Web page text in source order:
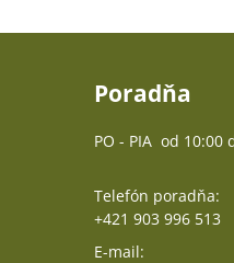
Poradňa
PO - PIA od 10:00
Telefón poradňa:
+421 903 996 513
E-mail: